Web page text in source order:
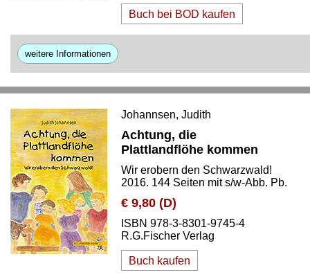
Buch bei BOD kaufen
weitere Informationen
Johannsen, Judith
Achtung, die
Plattlandflöhe kommen
Wir erobern den Schwarzwald!
2016. 144 Seiten mit s/w-Abb. Pb.
€ 9,80 (D)
ISBN 978-3-8301-9745-4
R.G.Fischer Verlag
Buch kaufen